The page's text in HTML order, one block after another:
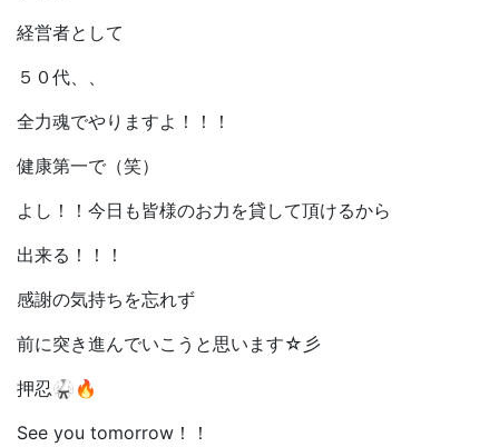
経営者として
５０代、、
全力魂でやりますよ！！！
健康第一で（笑）
よし！！今日も皆様のお力を貸して頂けるから
出来る！！！
感謝の気持ちを忘れず
前に突き進んでいこうと思います☆彡
押忍🥋🔥
See you tomorrow！！